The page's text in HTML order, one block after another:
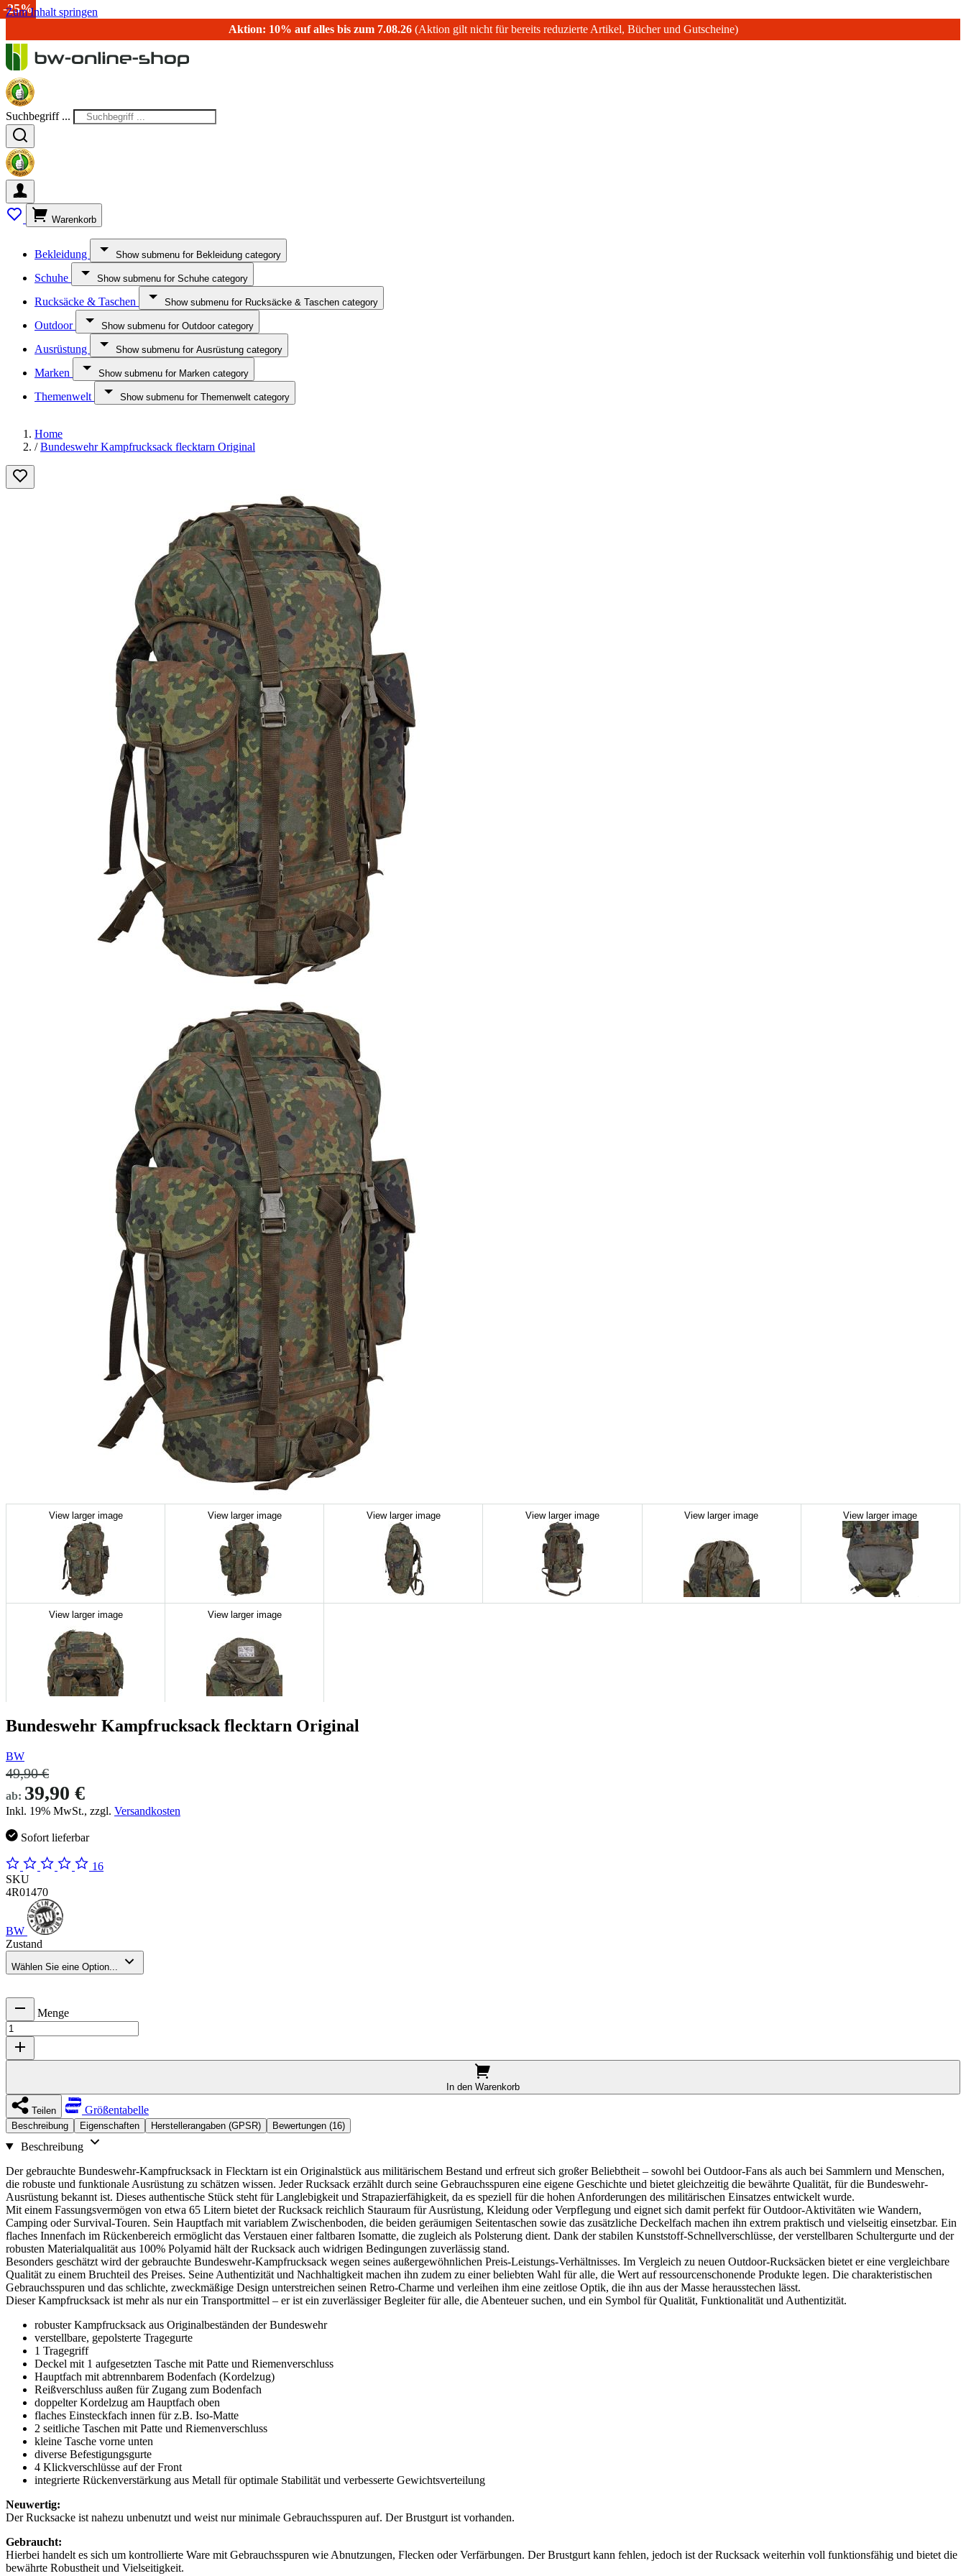
Zum Inhalt springen
Aktion: 10% auf alles bis zum 7.08.26(Aktion gilt nicht für bereits reduzierte Artikel, Bücher und Gutscheine)
Suchbegriff ...
Warenkorb
Bekleidung Show submenu for Bekleidung category
Schuhe Show submenu for Schuhe category
Rucksäcke & Taschen Show submenu for Rucksäcke & Taschen category
Outdoor Show submenu for Outdoor category
Ausrüstung Show submenu for Ausrüstung category
Marken Show submenu for Marken category
Themenwelt Show submenu for Themenwelt category
Home
/ Bundeswehr Kampfrucksack flecktarn Original
View larger image View larger image View larger image View larger image View larger image View larger image
View larger image View larger image
Bundeswehr Kampfrucksack flecktarn Original
BW
49,90 €
ab: 39,90 €
Inkl. 19% MwSt., zzgl. Versandkosten
Sofort lieferbar
16
SKU
4R01470
BW
Zustand
Wählen Sie eine Option...
Menge
In den Warenkorb
Teilen Größentabelle
Beschreibung Eigenschaften Herstellerangaben (GPSR) Bewertungen (16)
Beschreibung
Der gebrauchte Bundeswehr-Kampfrucksack in Flecktarn ist ein Originalstück aus militärischem Bestand und erfreut sich großer Beliebtheit – sowohl bei Outdoor-Fans als auch bei Sammlern und Menschen,
die robuste und funktionale Ausrüstung zu schätzen wissen. Jeder Rucksack erzählt durch seine Gebrauchsspuren eine eigene Geschichte und bietet gleichzeitig die bewährte Qualität, für die Bundeswehr-
Ausrüstung bekannt ist. Dieses authentische Stück steht für Langlebigkeit und Strapazierfähigkeit, da es speziell für die hohen Anforderungen des militärischen Einsatzes entwickelt wurde.
Mit einem Fassungsvermögen von etwa 65 Litern bietet der Rucksack reichlich Stauraum für Ausrüstung, Kleidung oder Verpflegung und eignet sich damit perfekt für Outdoor-Aktivitäten wie Wandern,
Camping oder Survival-Touren. Sein Hauptfach mit variablem Zwischenboden, die beiden geräumigen Seitentaschen sowie das zusätzliche Deckelfach machen ihn extrem praktisch und vielseitig einsetzbar. Ein
flaches Innenfach im Rückenbereich ermöglicht das Verstauen einer faltbaren Isomatte, die zugleich als Polsterung dient. Dank der stabilen Kunststoff-Schnellverschlüsse, der verstellbaren Schultergurte und der
robusten Materialqualität aus 100% Polyamid hält der Rucksack auch widrigen Bedingungen zuverlässig stand.
Besonders geschätzt wird der gebrauchte Bundeswehr-Kampfrucksack wegen seines außergewöhnlichen Preis-Leistungs-Verhältnisses. Im Vergleich zu neuen Outdoor-Rucksäcken bietet er eine vergleichbare
Qualität zu einem Bruchteil des Preises. Seine Authentizität und Nachhaltigkeit machen ihn zudem zu einer beliebten Wahl für alle, die Wert auf ressourcenschonende Produkte legen. Die charakteristischen
Gebrauchsspuren und das schlichte, zweckmäßige Design unterstreichen seinen Retro-Charme und verleihen ihm eine zeitlose Optik, die ihn aus der Masse herausstechen lässt.
Dieser Kampfrucksack ist mehr als nur ein Transportmittel – er ist ein zuverlässiger Begleiter für alle, die Abenteuer suchen, und ein Symbol für Qualität, Funktionalität und Authentizität.
robuster Kampfrucksack aus Originalbeständen der Bundeswehr
verstellbare, gepolsterte Tragegurte
1 Tragegriff
Deckel mit 1 aufgesetzten Tasche mit Patte und Riemenverschluss
Hauptfach mit abtrennbarem Bodenfach (Kordelzug)
Reißverschluss außen für Zugang zum Bodenfach
doppelter Kordelzug am Hauptfach oben
flaches Einsteckfach innen für z.B. Iso-Matte
2 seitliche Taschen mit Patte und Riemenverschluss
kleine Tasche vorne unten
diverse Befestigungsgurte
4 Klickverschlüsse auf der Front
integrierte Rückenverstärkung aus Metall für optimale Stabilität und verbesserte Gewichtsverteilung
Neuwertig:
Der Rucksacke ist nahezu unbenutzt und weist nur minimale Gebrauchsspuren auf. Der Brustgurt ist vorhanden.
Gebraucht:
Hierbei handelt es sich um kontrollierte Ware mit Gebrauchsspuren wie Abnutzungen, Flecken oder Verfärbungen. Der Brustgurt kann fehlen, jedoch ist der Rucksack weiterhin voll funktionsfähig und bietet die
bewährte Robustheit und Vielseitigkeit.
-40%
-7%
-25%